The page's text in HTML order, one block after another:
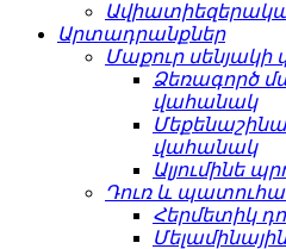
Արտադրանքներ
Մաքուր
Ձեռագործ
վահանակ
վահանակ
Ալյումինե
Դուռ և
Հերմետիկ